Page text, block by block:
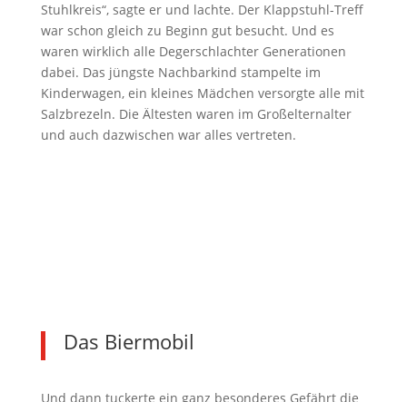
Stuhlkreis“, sagte er und lachte. Der Klappstuhl-Treff
war schon gleich zu Beginn gut besucht. Und es
waren wirklich alle Degerschlachter Generationen
dabei. Das jüngste Nachbarkind stampelte im
Kinderwagen, ein kleines Mädchen versorgte alle mit
Salzbrezeln. Die Ältesten waren im Großelternalter
und auch dazwischen war alles vertreten.
Das Biermobil
Und dann tuckerte ein ganz besonderes Gefährt die